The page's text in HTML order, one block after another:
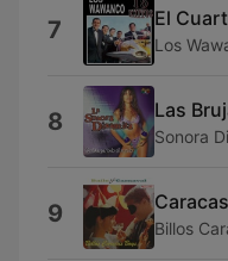
7 El
Los
8 Las
Sonora
9 Caracas
Billos